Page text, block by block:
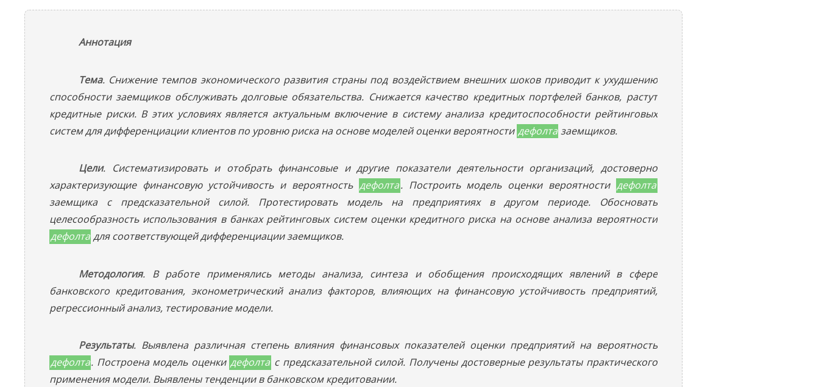
Аннотация
Тема. Снижение темпов экономического развития страны под воздействием внешних шоков приводит к ухудшению
способности заемщиков обслуживать долговые обязательства. Снижается качество кредитных портфелей банков, растут
кредитные риски. В этих условиях является актуальным включение в систему анализа кредитоспособности рейтинговых
систем для дифференциации клиентов по уровню риска на основе моделей оценки вероятности дефолта заемщиков.
Цели. Систематизировать и отобрать финансовые и другие показатели деятельности организаций, достоверно
характеризующие финансовую устойчивость и вероятность дефолта. Построить модель оценки вероятности дефолта
заемщика с предсказательной силой. Протестировать модель на предприятиях в другом периоде. Обосновать
целесообразность использования в банках рейтинговых систем оценки кредитного риска на основе анализа вероятности
дефолта для соответствующей дифференциации заемщиков.
Методология. В работе применялись методы анализа, синтеза и обобщения происходящих явлений в сфере
банковского кредитования, эконометрический анализ факторов, влияющих на финансовую устойчивость предприятий,
регрессионный анализ, тестирование модели.
Результаты. Выявлена различная степень влияния финансовых показателей оценки предприятий на вероятность
дефолта. Построена модель оценки дефолта с предсказательной силой. Получены достоверные результаты практического
применения модели. Выявлены тенденции в банковском кредитовании.